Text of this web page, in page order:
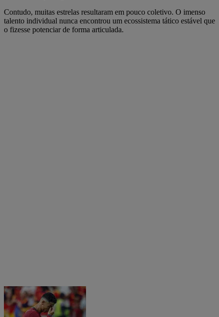
Contudo, muitas estrelas resultaram em pouco coletivo. O imenso
talento individual nunca encontrou um ecossistema tático estável que
o fizesse potenciar de forma articulada.